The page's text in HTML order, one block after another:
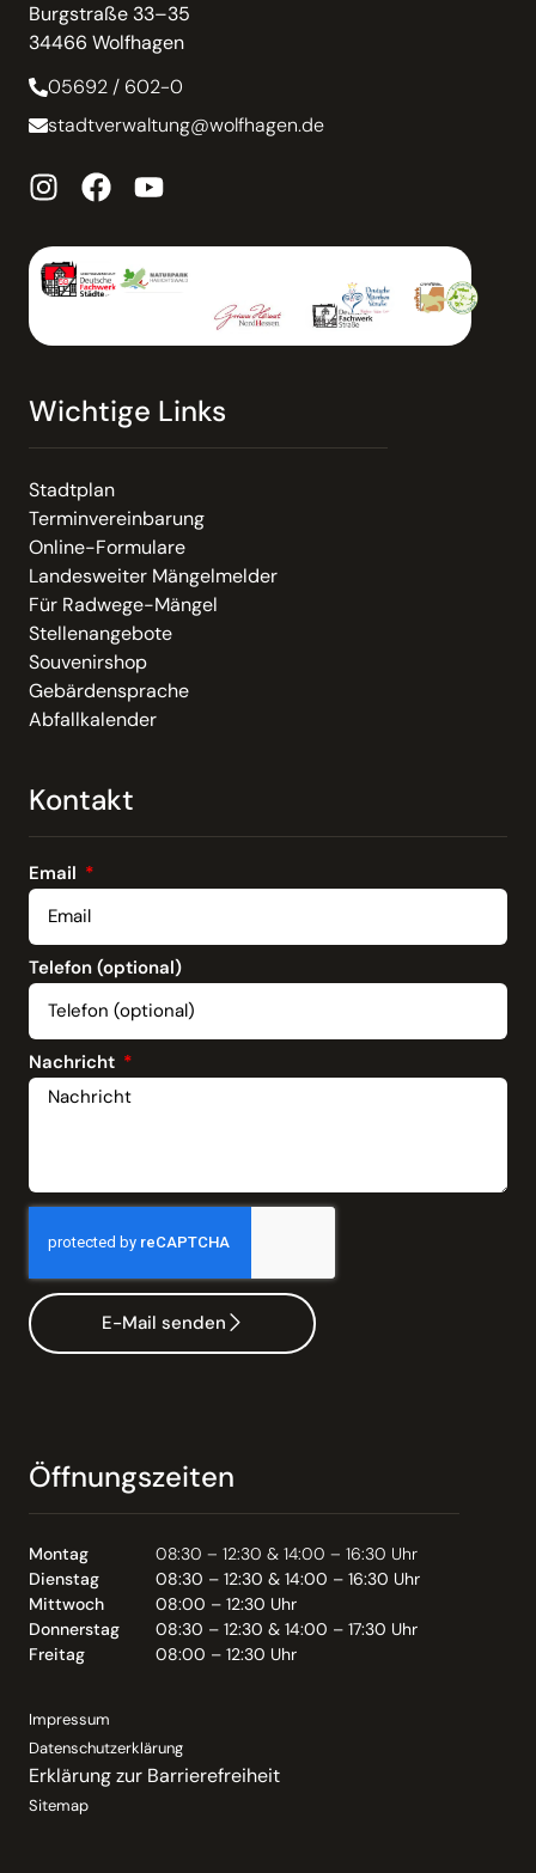
Burgstraße 33–35
34466 Wolfhagen
05692 / 602-0
stadtverwaltung@wolfhagen.de
Wichtige Links
Stadtplan
Terminvereinbarung
Online-Formulare
Landesweiter Mängelmelder
Für Radwege-Mängel
Stellenangebote
Souvenirshop
Gebärdensprache
Abfallkalender
Kontakt
Email
Telefon (optional)
Nachricht
E-Mail senden
Öffnungszeiten
Montag
08:30 – 12:30 & 14:00 – 16:30 Uhr
Dienstag
08:30 – 12:30 & 14:00 – 16:30 Uhr
Mittwoch
08:00 – 12:30 Uhr
Donnerstag
08:30 – 12:30 & 14:00 – 17:30 Uhr
Freitag
08:00 – 12:30 Uhr
Impressum
Datenschutzerklärung
Erklärung zur Barrierefreiheit
Sitemap